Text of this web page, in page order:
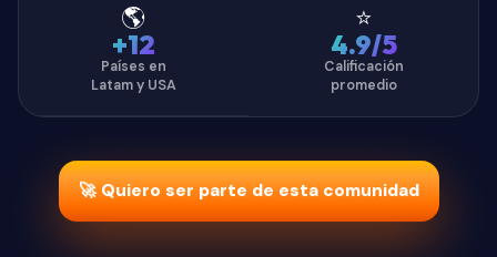
🌎
+12
Países en
Latam y USA
⭐
4.9/5
Calificación
promedio
🚀 Quiero ser parte de esta comunidad